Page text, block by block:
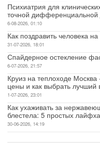
Психиатрия для
точной дифференциальной
6-08-2026, 01:10
Как поздравить человека
31-07-2026, 18:01
Спайдерное остекление
6-07-2026, 21:57
Круиз на теплоходе
цены и как выбрать лучший
1-07-2026, 23:01
Как ухаживать за
блестела: 5 простых
30-06-2026, 14:19